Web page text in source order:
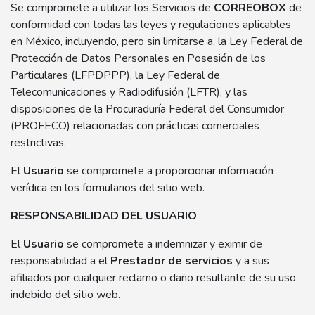
Se compromete a utilizar los Servicios de CORREOBOX de
conformidad con todas las leyes y regulaciones aplicables
en México, incluyendo, pero sin limitarse a, la Ley Federal de
Protección de Datos Personales en Posesión de los
Particulares (LFPDPPP), la Ley Federal de
Telecomunicaciones y Radiodifusión (LFTR), y las
disposiciones de la Procuraduría Federal del Consumidor
(PROFECO) relacionadas con prácticas comerciales
restrictivas.
ElUsuario se compromete a proporcionar información
verídica en los formularios del sitio web.
RESPONSABILIDAD DEL USUARIO
ElUsuario se compromete a indemnizar y eximir de
responsabilidad a elPrestador de servicios y a sus
afiliados por cualquier reclamo o daño resultante de su uso
indebido del sitio web.